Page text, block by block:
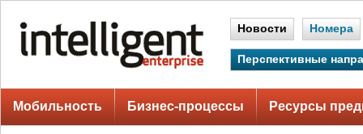
Новости Номера
Перспективные
Мобильность Бизнес-процессы Ресурсы